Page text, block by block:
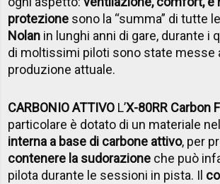
protezione sono la “summa” di tutte le
Nolan in lunghi anni di gare, durante i
di moltissimi piloti sono state messe
produzione attuale.
CARBONIO ATTIVO L’X-80RR Carbon
particolare è dotato di un materiale
interna a base di carbone attivo, per
contenere la sudorazione che può
pilota durante le sessioni in pista. Il